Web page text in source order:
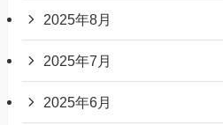
2025年8月
2025年7月
2025年6月